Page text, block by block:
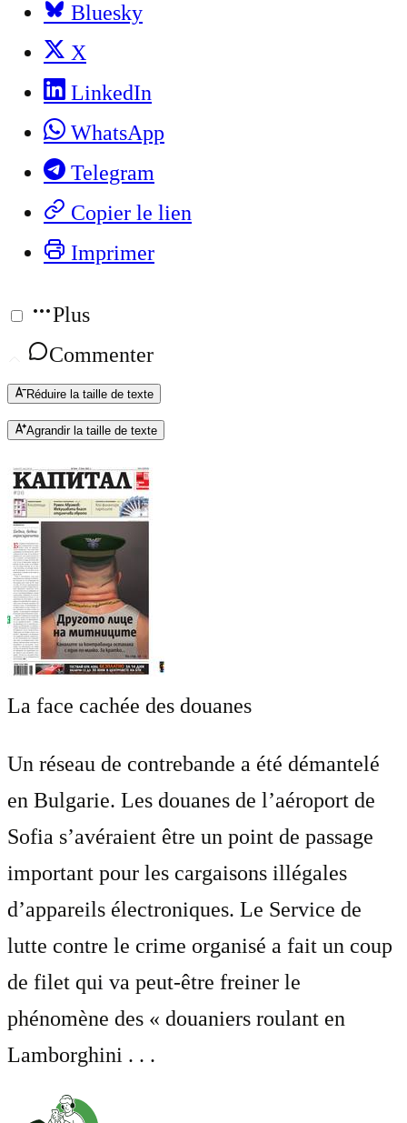
Bluesky
X
LinkedIn
WhatsApp
Telegram
Copier le lien
Imprimer
Plus
Commenter
Réduire la taille de texte
Agrandir la taille de texte
La face cachée des douanes
Un réseau de contrebande a été démantelé
en Bulgarie. Les douanes de l’aéroport de
Sofia s’avéraient être un point de passage
important pour les cargaisons illégales
d’appareils électroniques. Le Service de
lutte contre le crime organisé a fait un coup
de filet qui va peut-être freiner le
phénomène des « douaniers roulant en
Lamborghini . . .